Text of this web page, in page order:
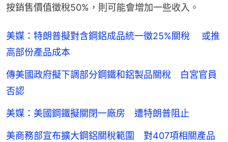
按銷售價值徵稅50%，則可能會增加一些收入。
美媒：特朗普擬對含鋼鋁成品統一徵25%關稅 或推
高部份產品成本
傳美國政府擬下調部分鋼鐵和鋁製品關稅 白宮官員
否認
美媒：美國鋼鐵擬關閉一廠房 遭特朗普阻止
美商務部宣布擴大鋼鋁關稅範圍 對407項相關產品